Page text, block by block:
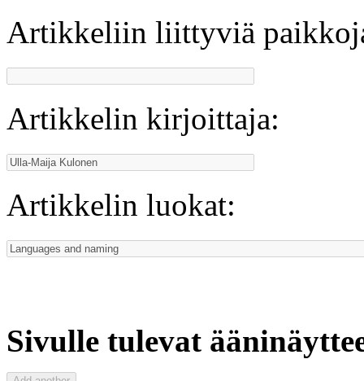
Artikkeliin liittyviä
Artikkelin kirjoittaja:
Artikkelin luokat:
Sivulle tulevat